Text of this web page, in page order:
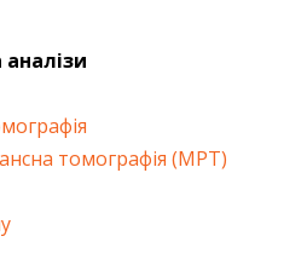
послугами та увагою
лікаря Костянтина
добрий та акуратний!
томографія (МРТ)